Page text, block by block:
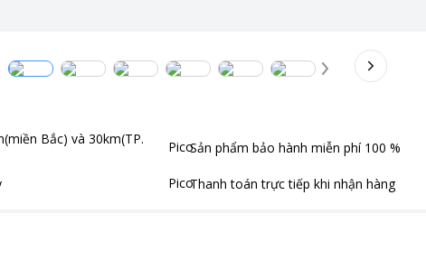
Bắc) và 30km(TP.
Sản phẩm bảo hành miễn phí 100 %
Thanh toán trực tiếp khi nhận hàng